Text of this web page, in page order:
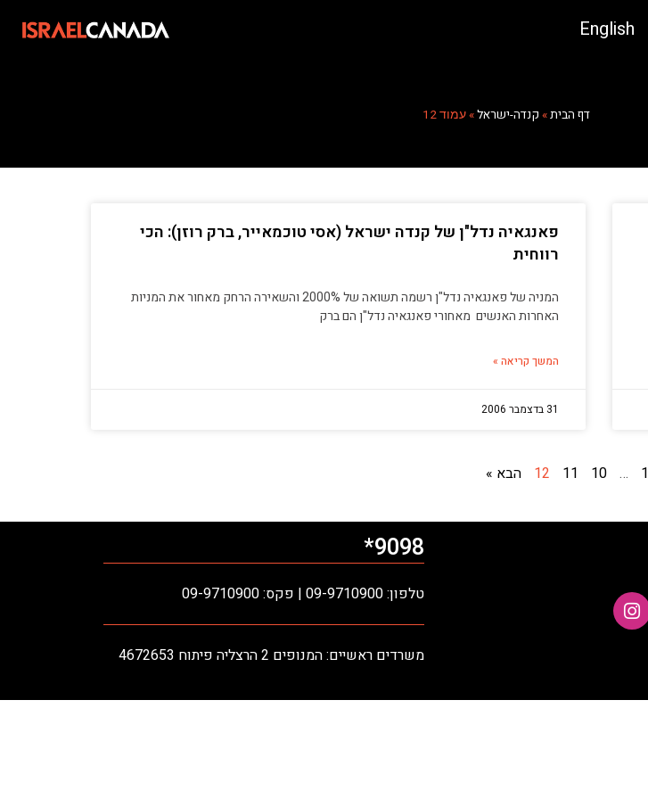
English
דף הבית» קנדה-ישראל»עמוד 12
פאנגאיה נדל"ן של קנדה ישראל (אסי טוכמאייר, ברק רוזן): הכי
רווחית
המניה של פאנגאיה נדל"ן רשמה תשואה של 2000% והשאירה הרחק מאחור את המניות
האחרות האנשים מאחורי פאנגאיה נדל"ן הם ברק
המשך קריאה »
31 בדצמבר 2006
1
…
10
11
12 הבא »
9098*
טלפון: 09-9710900 | פקס: 09-9710900
משרדים ראשיים: המנופים 2 הרצליה פיתוח 4672653